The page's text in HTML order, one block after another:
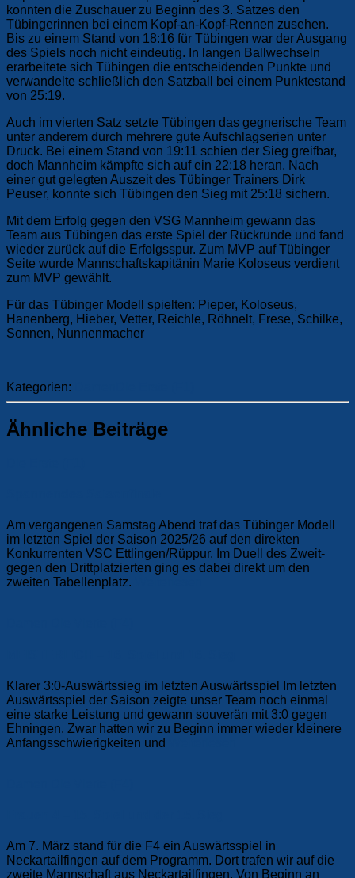
konnten die Zuschauer zu Beginn des 3. Satzes den
Tübingerinnen bei einem Kopf-an-Kopf-Rennen zusehen.
Bis zu einem Stand von 18:16 für Tübingen war der Ausgang
des Spiels noch nicht eindeutig. In langen Ballwechseln
erarbeitete sich Tübingen die entscheidenden Punkte und
verwandelte schließlich den Satzball bei einem Punktestand
von 25:19.
Auch im vierten Satz setzte Tübingen das gegnerische Team
unter anderem durch mehrere gute Aufschlagserien unter
Druck. Bei einem Stand von 19:11 schien der Sieg greifbar,
doch Mannheim kämpfte sich auf ein 22:18 heran. Nach
einer gut gelegten Auszeit des Tübinger Trainers Dirk
Peuser, konnte sich Tübingen den Sieg mit 25:18 sichern.
Mit dem Erfolg gegen den VSG Mannheim gewann das
Team aus Tübingen das erste Spiel der Rückrunde und fand
wieder zurück auf die Erfolgsspur. Zum MVP auf Tübinger
Seite wurde Mannschaftskapitänin Marie Koloseus verdient
zum MVP gewählt.
Für das Tübinger Modell spielten: Pieper, Koloseus,
Hanenberg, Hieber, Vetter, Reichle, Röhnelt, Frese, Schilke,
Sonnen, Nunnenmacher
Kategorien:
Ähnliche Beiträge
Am vergangenen Samstag Abend traf das Tübinger Modell
im letzten Spiel der Saison 2025/26 auf den direkten
Konkurrenten VSC Ettlingen/Rüppur. Im Duell des Zweit-
gegen den Drittplatzierten ging es dabei direkt um den
zweiten Tabellenplatz.
Klarer 3:0-Auswärtssieg im letzten Auswärtsspiel Im letzten
Auswärtsspiel der Saison zeigte unser Team noch einmal
eine starke Leistung und gewann souverän mit 3:0 gegen
Ehningen. Zwar hatten wir zu Beginn immer wieder kleinere
Anfangsschwierigkeiten und
Am 7. März stand für die F4 ein Auswärtsspiel in
Neckartailfingen auf dem Programm. Dort trafen wir auf die
zweite Mannschaft aus Neckartailfingen. Von Beginn an